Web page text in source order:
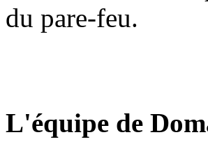
du pare-feu.
L'équipe de